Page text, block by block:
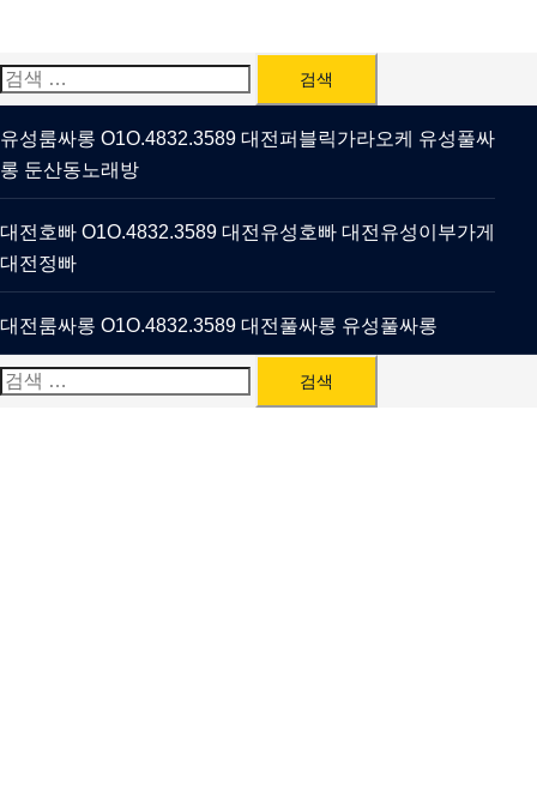
검
색:
유성룸싸롱 O1O.4832.3589 대전퍼블릭가라오케 유성풀싸
롱 둔산동노래방
대전호빠 O1O.4832.3589 대전유성호빠 대전유성이부가게
대전정빠
대전룸싸롱 O1O.4832.3589 대전풀싸롱 유성풀싸롱
검